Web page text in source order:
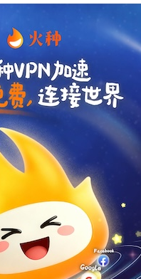
支持 [0] 反对 [0]
支持
快连加速器
民彩票app下载安装安卓